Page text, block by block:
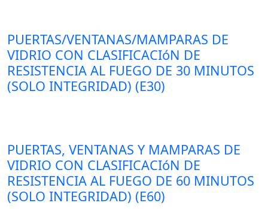
PUERTAS/VENTANAS/MAMPARAS DE
VIDRIO CON CLASIFICACIóN DE
RESISTENCIA AL FUEGO DE 30 MINUTOS
(SOLO INTEGRIDAD) (E30)
PUERTAS, VENTANAS Y MAMPARAS DE
VIDRIO CON CLASIFICACIóN DE
RESISTENCIA AL FUEGO DE 60 MINUTOS
(SOLO INTEGRIDAD) (E60)